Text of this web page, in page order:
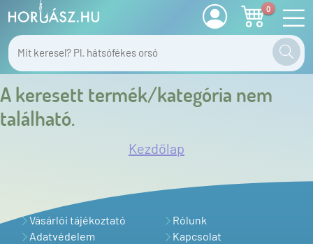
0
A keresett termék/kategória nem
található.
Kezdőlap
Vásárlói tájékoztató
Adatvédelem
Rólunk
Kapcsolat